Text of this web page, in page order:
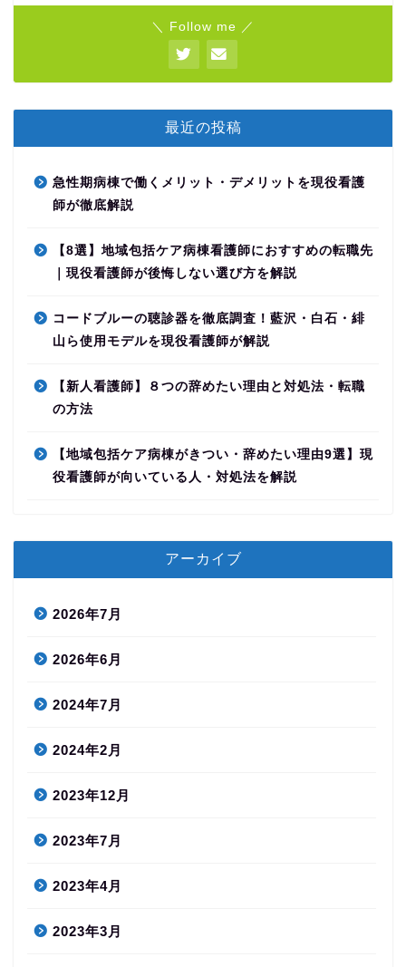
＼ Follow me ／
最近の投稿
急性期病棟で働くメリット・デメリットを現役看護
師が徹底解説
【8選】地域包括ケア病棟看護師におすすめの転職先
｜現役看護師が後悔しない選び方を解説
コードブルーの聴診器を徹底調査！藍沢・白石・緋
山ら使用モデルを現役看護師が解説
【新人看護師】８つの辞めたい理由と対処法・転職
の方法
【地域包括ケア病棟がきつい・辞めたい理由9選】現
役看護師が向いている人・対処法を解説
アーカイブ
2026年7月
2026年6月
2024年7月
2024年2月
2023年12月
2023年7月
2023年4月
2023年3月